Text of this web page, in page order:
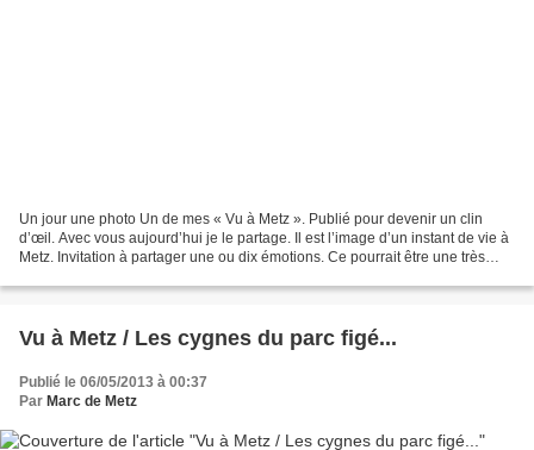
Un jour une photo Un de mes « Vu à Metz ». Publié pour devenir un clin
d’œil. Avec vous aujourd’hui je le partage. Il est l’image d’un instant de vie à
Metz. Invitation à partager une ou dix émotions. Ce pourrait être une très
Vu à Metz / Les cygnes du parc figé...
Publié le 06/05/2013 à 00:37
Par Marc de Metz